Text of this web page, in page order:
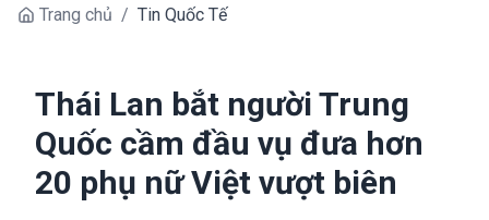
Trang chủ / Tin Quốc Tế
Thái Lan bắt người Trung
Quốc cầm đầu vụ đưa hơn
20 phụ nữ Việt vượt biên